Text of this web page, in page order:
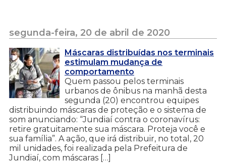
segunda-feira, 20 de abril de 2020
Máscaras distribuídas nos terminais
estimulam mudança de
comportamento
Quem passou pelos terminais
urbanos de ônibus na manhã desta
segunda (20) encontrou equipes
distribuindo máscaras de proteção e o sistema de
som anunciando: “Jundiaí contra o coronavírus:
retire gratuitamente sua máscara. Proteja você e
sua família”. A ação, que irá distribuir, no total, 20
mil unidades, foi realizada pela Prefeitura de
Jundiaí, com máscaras […]